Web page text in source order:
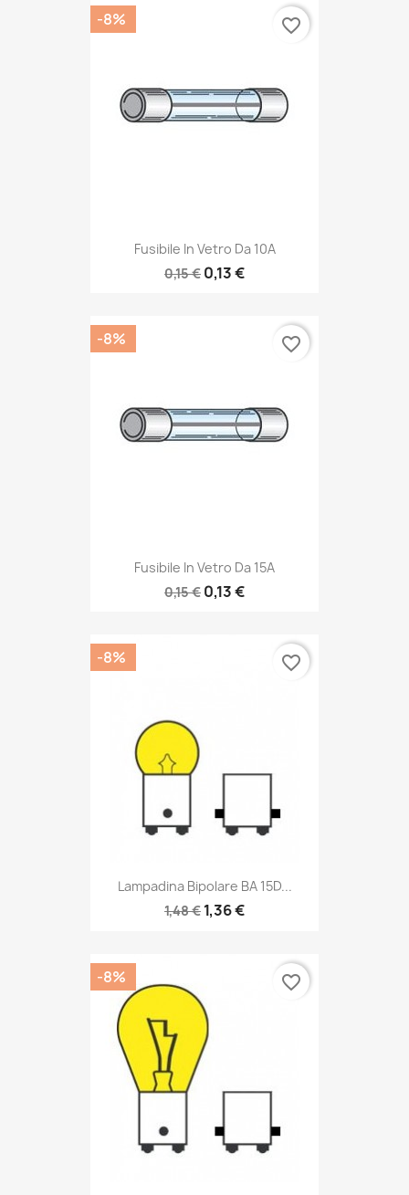
Fusibile In Vetro Da 10A
0,15 € 0,13 €
-8% favorite_border
Fusibile In Vetro Da 15A
0,15 € 0,13 €
-8% favorite_border
Lampadina Bipolare BA 15D...
1,48 € 1,36 €
-8% favorite_border
-8% favorite_border